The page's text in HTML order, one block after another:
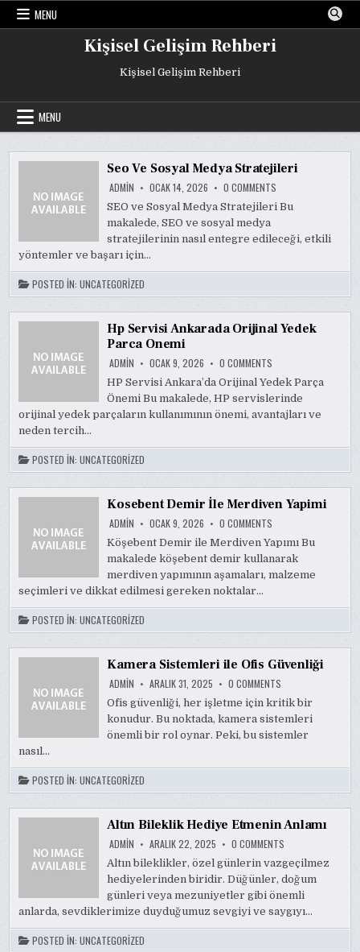
Skip
MENU
Kişisel Gelişim Rehberi
Kişisel Gelişim Rehberi
MENU
Seo Ve Sosyal Medya Stratejileri
ADMIN OCAK 14, 2026 0 COMMENTS
VE
STRATEJILERI
SEO ve Sosyal Medya Stratejileri Bu
makalede, SEO ve sosyal medya
stratejilerinin nasıl entegre edileceği, etkili
yöntemler ve başarı için…
POSTED IN:UNCATEGORIZED
Hp Servisi Ankarada Orijinal Yedek
Parca Onemi
ADMIN OCAK 9, 2026 0 COMMENTS
SERVISI
ANKARADA
ORIJINAL
YEDEK
PARCA
HP Servisi Ankara’da Orijinal Yedek Parça
Önemi Bu makalede, HP servislerinde
orijinal yedek parçaların kullanımının önemi, avantajları ve
neden tercih…
POSTED IN:UNCATEGORIZED
Kosebent Demir İle Merdiven Yapimi
ADMIN OCAK 9, 2026 0 COMMENTS
DEMIR
İLE
MERDIVEN
YAPIMI
Köşebent Demir ile Merdiven Yapımı Bu
makalede köşebent demir kullanarak
merdiven yapımının aşamaları, malzeme
seçimleri ve dikkat edilmesi gereken noktalar…
POSTED IN:UNCATEGORIZED
Kamera Sistemleri ile Ofis Güvenliği
ADMIN ARALIK 31, 2025 0 COMMENTS
SISTEMLERI
OFIS
GÜVENLIĞI
Ofis güvenliği, her işletme için kritik bir
konudur. Bu noktada, kamera sistemleri
önemli bir rol oynar. Peki, bu sistemler
nasıl…
POSTED IN:UNCATEGORIZED
Altın Bileklik Hediye Etmenin Anlamı
ADMIN ARALIK 22, 2025 0 COMMENTS
BILEKLIK
HEDIYE
ETMENIN
ANLAMI
Altın bileklikler, özel günlerin vazgeçilmez
hediyelerinden biridir. Düğünler, doğum
günleri veya mezuniyetler gibi önemli
anlarda, sevdiklerimize duyduğumuz sevgiyi ve saygıyı…
POSTED IN:UNCATEGORIZED